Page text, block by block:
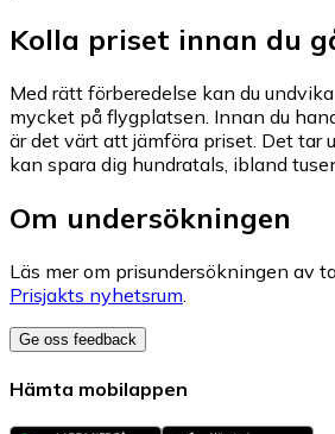
Kolla priset innan du
Med rätt förberedelse kan du
mycket på flygplatsen. Innan du
är det värt att jämföra priset. Det tar
kan spara dig hundratals, ibland
Om undersökningen
Läs mer om prisundersökningen av
Prisjakts nyhetsrum
Ge oss feedback
Hämta mobilappen